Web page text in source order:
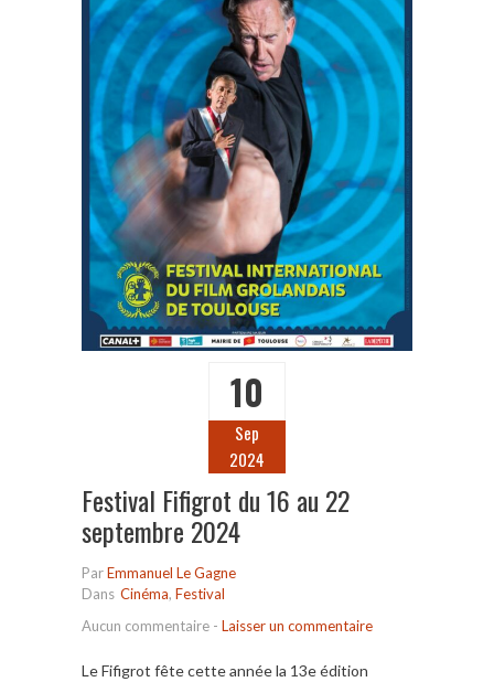
10
Sep
2024
Festival Fifigrot du 16 au 22
septembre 2024
ParEmmanuel Le Gagne
Dans Cinéma, Festival
Aucun commentaire - Laisser un commentaire
Le Fifigrot fête cette année la 13e édition